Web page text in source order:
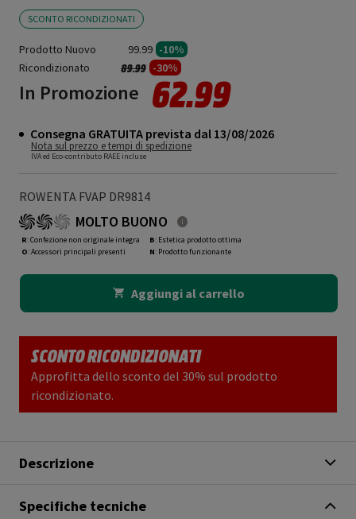
SCONTO RICONDIZIONATI
Prodotto Nuovo 99.99 -10%
Ricondizionato
Prezzo ridotto da
89.99a -30%
In Promozione 62.99
Consegna GRATUITA prevista dal 13/08/2026
Nota sul prezzo e tempi di spedizione
IVA ed Eco-contributo RAEE incluse
ROWENTA FVAP DR9814
MOLTO BUONO
R: Confezione non originale integra
O: Accessori principali presenti
B: Estetica prodotto ottima
N: Prodotto funzionante
Aggiungi al carrello
SCONTO RICONDIZIONATI
Approfitta dello sconto del 30% sul prodotto
ricondizionato.
Descrizione
Specifiche tecniche